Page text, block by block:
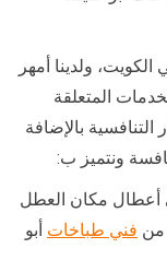
ولدينا أمهر
المتعلقة
بالإضافة
ونتميز ب:
أعطال مكان العطل
من فني طباخات أبو